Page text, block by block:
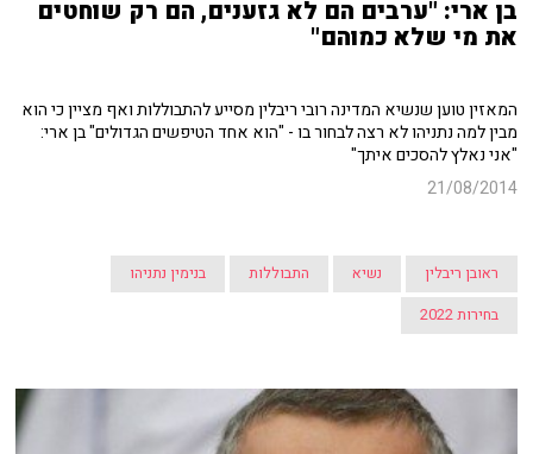
בן ארי: "ערבים הם לא גזענים, הם רק שוחטים
את מי שלא כמוהם"
המאזין טוען שנשיא המדינה רובי ריבלין מסייע להתבוללות ואף מציין כי הוא
מבין למה נתניהו לא רצה לבחור בו - "הוא אחד הטיפשים הגדולים" בן ארי:
"אני נאלץ להסכים איתך"
21/08/2014
ראובן ריבלין נשיא התבוללות
בנימין נתניהו
בחירות 2022